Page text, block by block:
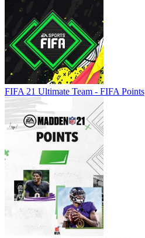
FIFA 21 Ultimate Team - FIFA Points